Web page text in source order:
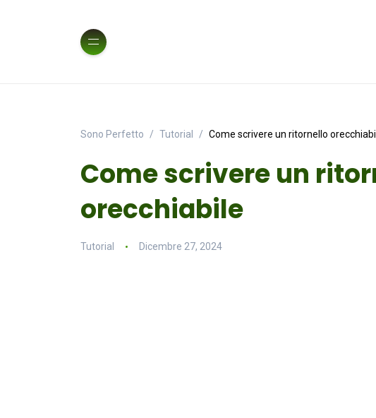
Sono Perfetto Tutorial Come scrivere un ritornello
Come scrivere un
orecchiabile
Tutorial Dicembre 27, 2024